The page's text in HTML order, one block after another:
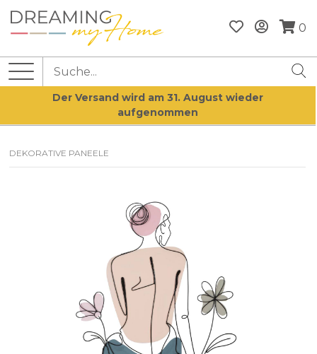
0
Der Versand wird am 31. August wieder
aufgenommen
DEKORATIVE PANEELE